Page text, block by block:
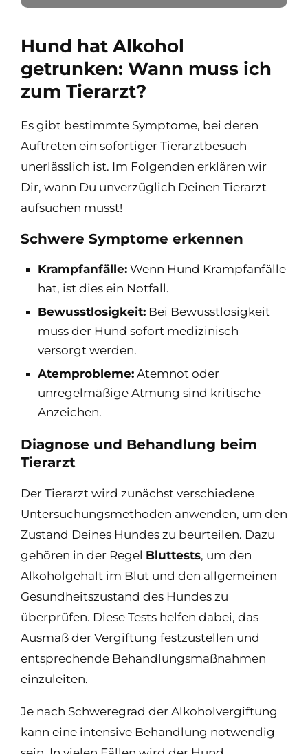
Hund hat Alkohol
getrunken: Wann muss ich
zum Tierarzt?
Es gibt bestimmte Symptome, bei deren
Auftreten ein sofortiger Tierarztbesuch
unerlässlich ist. Im Folgenden erklären wir
Dir, wann Du unverzüglich Deinen Tierarzt
aufsuchen musst!
Schwere Symptome erkennen
Krampfanfälle: Wenn Hund Krampfanfälle
hat, ist dies ein Notfall.
Bewusstlosigkeit: Bei Bewusstlosigkeit
muss der Hund sofort medizinisch
versorgt werden.
Atemprobleme: Atemnot oder
unregelmäßige Atmung sind kritische
Anzeichen.
Diagnose und Behandlung beim
Tierarzt
Der Tierarzt wird zunächst verschiedene
Untersuchungsmethoden anwenden, um den
Zustand Deines Hundes zu beurteilen. Dazu
gehören in der Regel Bluttests, um den
Alkoholgehalt im Blut und den allgemeinen
Gesundheitszustand des Hundes zu
überprüfen. Diese Tests helfen dabei, das
Ausmaß der Vergiftung festzustellen und
entsprechende Behandlungsmaßnahmen
einzuleiten.
Je nach Schweregrad der Alkoholvergiftung
kann eine intensive Behandlung notwendig